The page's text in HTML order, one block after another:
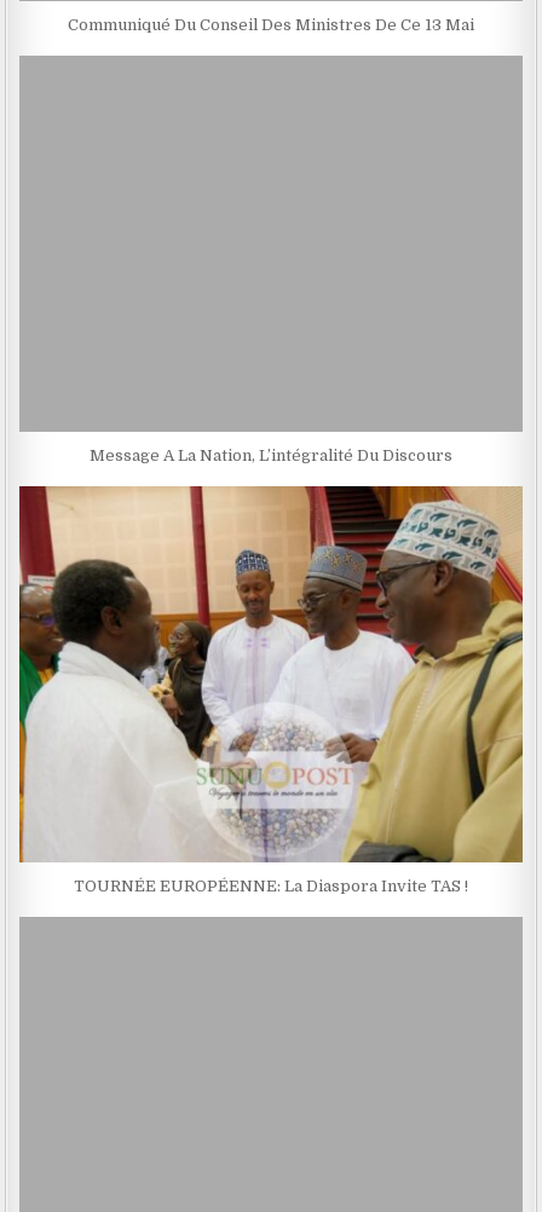
Communiqué Du Conseil Des Ministres De Ce 13 Mai
Message A La Nation, L’intégralité Du Discours
TOURNÉE EUROPÉENNE: La Diaspora Invite TAS !